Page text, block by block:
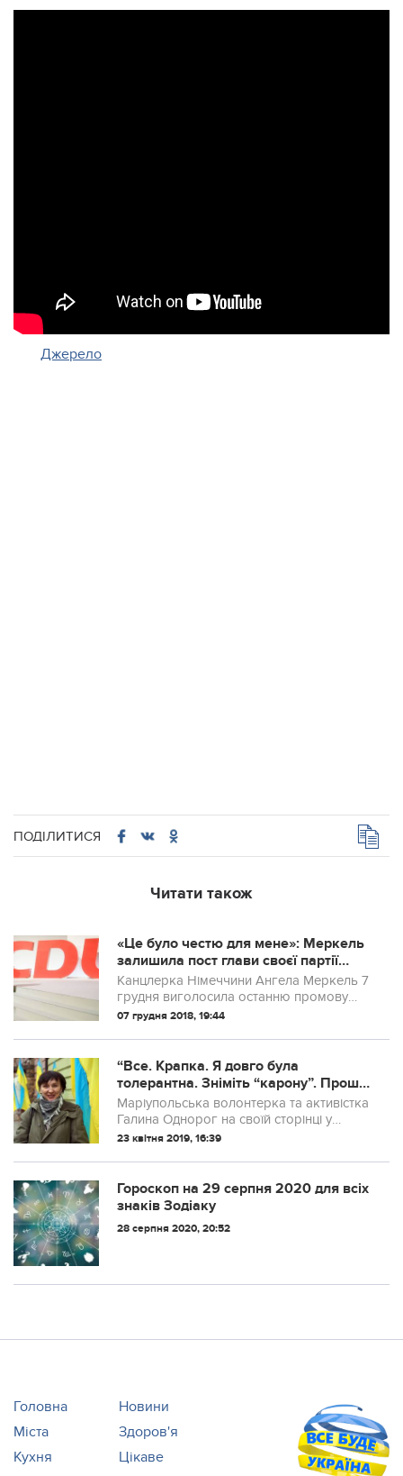
Джерело
ПОДІЛИТИСЯ
Читати також
«Це було честю для мене»: Меркель
залишила пост глави своєї партії
після 18 років на ньому
Канцлерка Німеччини Ангела Меркель 7
грудня виголосила останню промову
ролі глави своєї партії Християнсько-
07 грудня 2018, 19:44
“Все. Крапка. Я довго була
толерантна. Зніміть “карону”. Прошу
усіх, хто виставляє картинку 25%
видалитись з друзів” – волонтер
Маріупольська волонтерка та активістка
Галина Однорог на своїй сторінці у
Facebook звернулася до українців, які
23 квітня 2019, 16:39
Гороскоп на 29 серпня 2020 для всіх
знаків Зодіаку
28 серпня 2020, 20:52
Головна
Новини
Міста
Здоров'я
Кухня
Цікаве